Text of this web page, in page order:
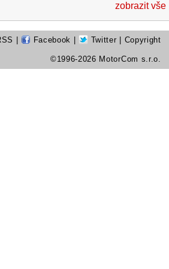
zobrazit vše
Facebook Twitter | Copyright
©1996-2026 MotorCom s.r.o.